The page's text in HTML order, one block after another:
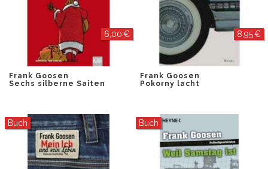
6,00 €
Frank Goosen
Sechs silberne Saiten
8,95 €
Frank Goosen
Pokorny lacht
Buch Buch